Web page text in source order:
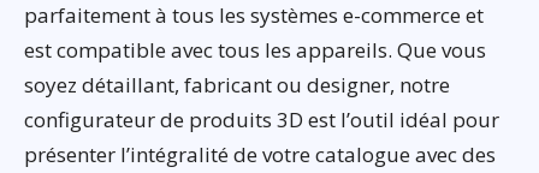
parfaitement à tous les systèmes e-commerce et
est compatible avec tous les appareils. Que vous
soyez détaillant, fabricant ou designer, notre
configurateur de produits 3D est l’outil idéal pour
présenter l’intégralité de votre catalogue avec des